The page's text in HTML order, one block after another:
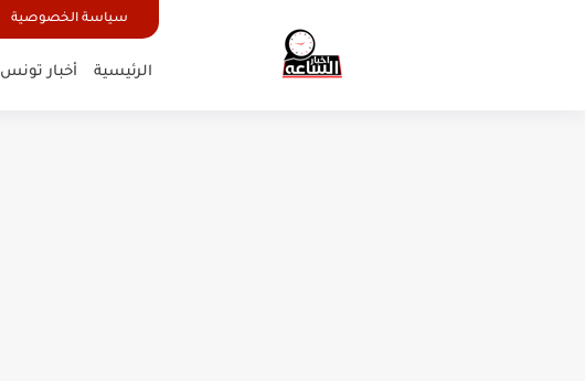
سياسة الخصوصية
الرئيسية أخبار تونس